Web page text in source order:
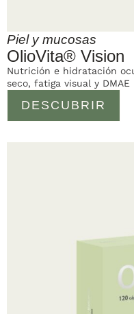
Piel y mucosas
OlioVita® Vision
DESCUBRIR
Nutrición e hidratación
seco, fatiga visual y DMAE